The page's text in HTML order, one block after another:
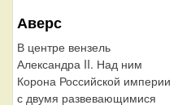
Аверс
В центре вензель
Александра II. Над ним
Корона Российской империи
с двумя развевающимися